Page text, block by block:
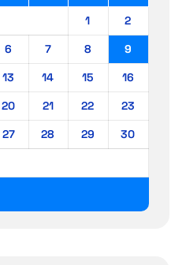
1
2
6 7 8
9
13 14 15
16
20 21 22
23
27 28 29
30